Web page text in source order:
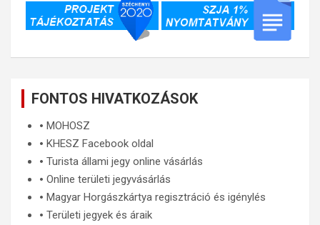
FONTOS HIVATKOZÁSOK
🞄 MOHOSZ
🞄 KHESZ Facebook oldal
🞄 Turista állami jegy online vásárlás
🞄 Online területi jegyvásárlás
🞄 Magyar Horgászkártya regisztráció és igénylés
🞄 Területi jegyek és áraik